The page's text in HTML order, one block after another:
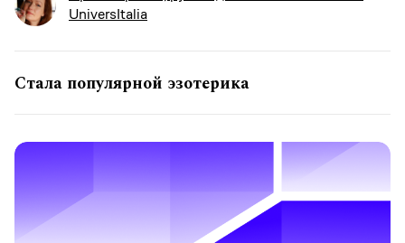
UniversItalia
Стала популярной эзотерика